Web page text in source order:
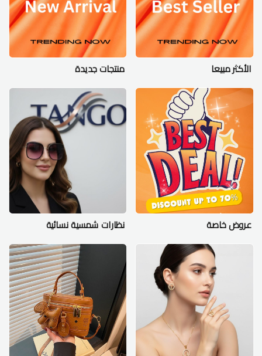
الأكثر مبيعا منتجات جديدة
عروض خاصة نظارات شمسية نسائية